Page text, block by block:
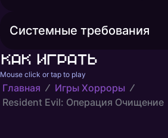
Системные требования
Как играть
Mouse click or tap to play
Главная
Игры Хорроры
Resident Evil: Операция Очищение